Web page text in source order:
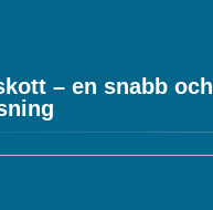
– en snabb och